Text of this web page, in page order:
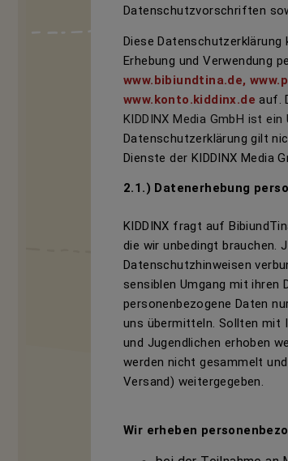
Datenschutzvorschriften
Diese
Erhebung und Verwendung
www.bibiundtina.de,
www.konto.kiddinx.de auf.
KIDDINX Media GmbH ist
Datenschutzerklärung gilt
Dienste der KIDDINX Media
2.1.) Datenerhebung
KIDDINX fragt auf
die wir unbedingt brauchen.
Datenschutzhinweisen
sensiblen Umgang mit ihren
personenbezogene Daten
uns übermitteln. Sollten mit
und Jugendlichen erhoben
werden nicht gesammelt
Versand) weitergegeben.
Wir erheben